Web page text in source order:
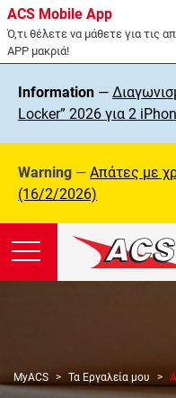
ACS Mobile App
Ό,τι θέλετε να μάθετε για τις
APP μακριά!
Information —
Locker” 2026 για 2
Warning —Απάτες με
(16/2/2026)
MyACS Τα Εργαλεία μου